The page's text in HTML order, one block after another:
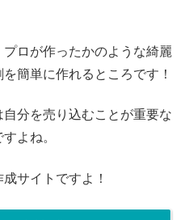
ロが作ったかのような綺麗
簡単に作れるところです！
分を売り込むことが重要な
よね。
サイトですよ！